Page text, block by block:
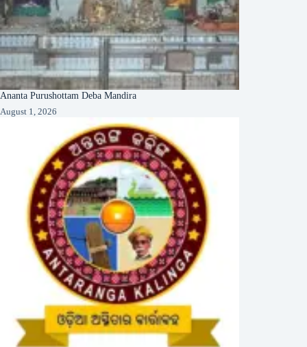
Ananta Purushottam Deba Mandira
August 1, 2026